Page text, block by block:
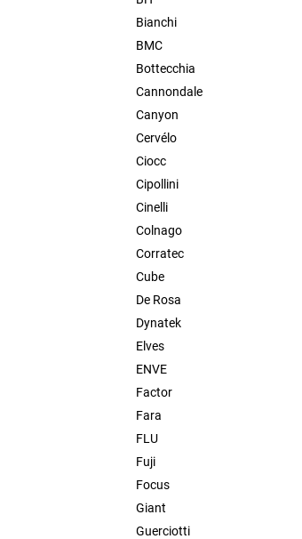
Bianchi
BMC
Bottecchia
Cannondale
Canyon
Cervélo
Ciocc
Cipollini
Cinelli
Colnago
Corratec
Cube
De Rosa
Dynatek
Elves
ENVE
Factor
Fara
FLU
Fuji
Focus
Giant
Guerciotti
TREK MADONE GEN8
500 Kč